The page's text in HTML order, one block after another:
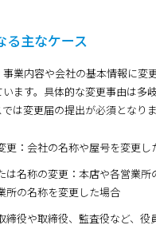
る主なケース
業内容や会社の基本情報に変
ます。具体的な変更事由は多
は変更届の提出が必須となりま
更：会社の名称や屋号を変更し
は名称の変更：本店や各営業所
所の名称を変更した場合
役や取締役、監査役など、役